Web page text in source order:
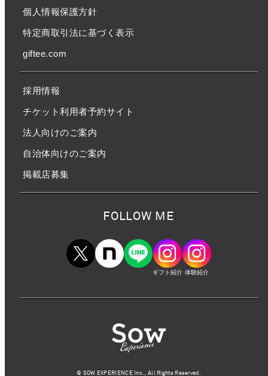
個人情報保護方針
特定商取引法に基づく表示
giftee.com
採用情報
チケット利用者予約サイト
法人向けのご案内
自治体向けのご案内
掲載店募集
FOLLOW ME
ギフト紹介 体験紹介
©︎ SOW EXPERIENCE Inc., All Rights Reserved.